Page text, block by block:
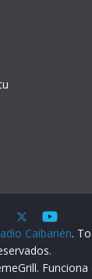
Caibarién.
Funciona